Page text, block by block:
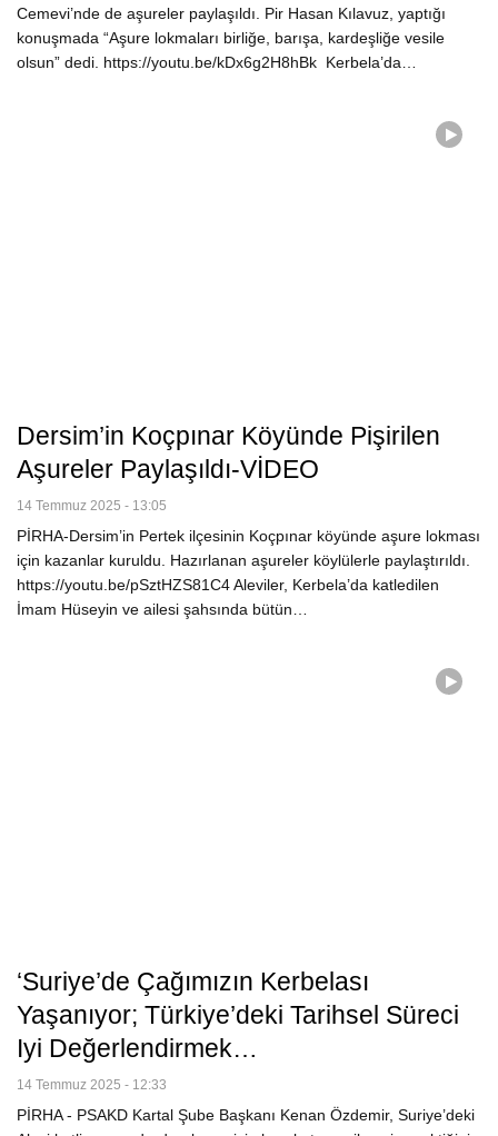
Cemevi’nde de aşureler paylaşıldı. Pir Hasan Kılavuz, yaptığı
konuşmada “Aşure lokmaları birliğe, barışa, kardeşliğe vesile
olsun” dedi. https://youtu.be/kDx6g2H8hBk Kerbela’da…
Dersim’in Koçpınar Köyünde Pişirilen
Aşureler Paylaşıldı-VİDEO
14 Temmuz 2025 - 13:05
PİRHA-Dersim’in Pertek ilçesinin Koçpınar köyünde aşure lokması
için kazanlar kuruldu. Hazırlanan aşureler köylülerle paylaştırıldı.
https://youtu.be/pSztHZS81C4 Aleviler, Kerbela’da katledilen
İmam Hüseyin ve ailesi şahsında bütün…
‘Suriye’de Çağımızın Kerbelası
Yaşanıyor; Türkiye’deki Tarihsel Süreci
Iyi Değerlendirmek…
14 Temmuz 2025 - 12:33
PİRHA - PSAKD Kartal Şube Başkanı Kenan Özdemir, Suriye’deki